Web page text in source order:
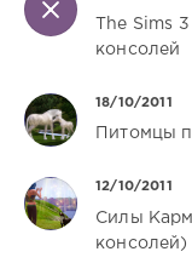
The Sims
консолей
18/10/2011
Питомцы
12/10/2011
Силы
консолей)